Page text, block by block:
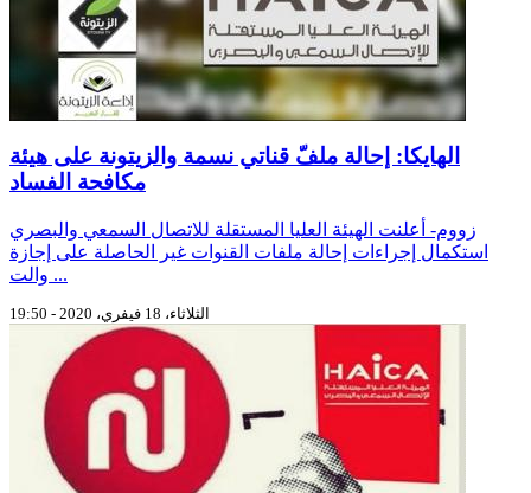
الهايكا: إحالة ملفّ قناتي نسمة والزيتونة على هيئة
مكافحة الفساد
زووم- أعلنت الهيئة العليا المستقلة للاتصال السمعي والبصري
استكمال إجراءات إحالة ملفات القنوات غير الحاصلة على إجازة
والت ...
الثلاثاء، 18 فيفري، 2020 - 19:50